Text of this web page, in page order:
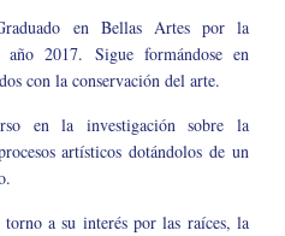
en Bellas Artes por la
2017. Sigue formándose en
con la conservación del arte.
en la investigación sobre la
artísticos dotándolos de un
a su interés por las raíces, la